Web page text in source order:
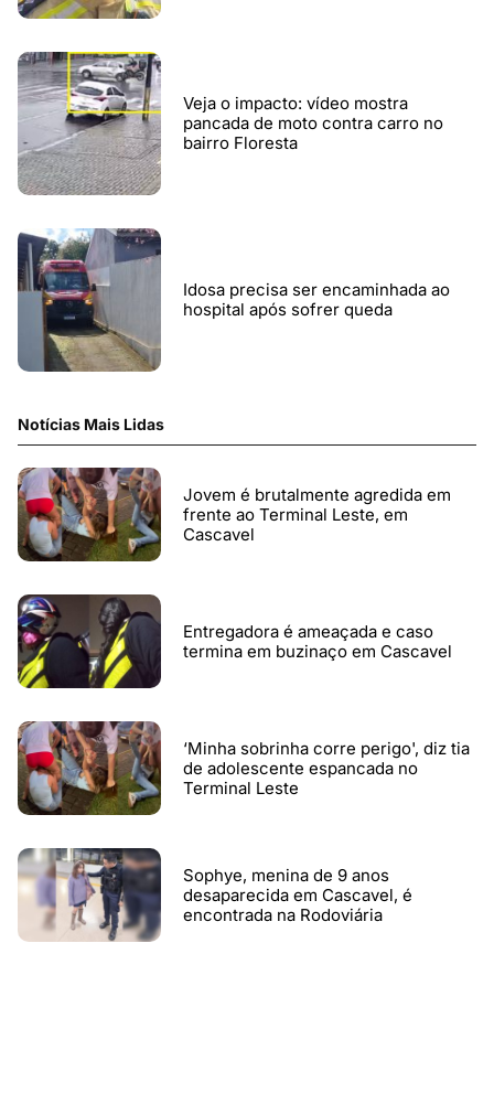
Veja o impacto: vídeo mostra
pancada de moto contra carro no
bairro Floresta
Idosa precisa ser encaminhada ao
hospital após sofrer queda
Notícias Mais Lidas
Jovem é brutalmente agredida em
frente ao Terminal Leste, em
Cascavel
Entregadora é ameaçada e caso
termina em buzinaço em Cascavel
‘Minha sobrinha corre perigo', diz tia
de adolescente espancada no
Terminal Leste
Sophye, menina de 9 anos
desaparecida em Cascavel, é
encontrada na Rodoviária